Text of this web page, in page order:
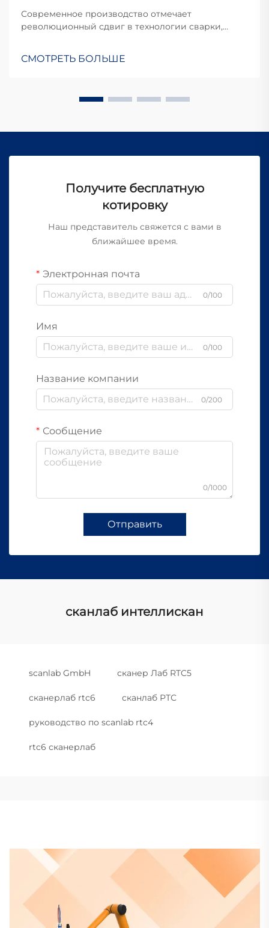
Современное производство отмечает
революционный сдвиг в технологии сварки,
Лазерная сварочная машина представляет собой
СМОТРЕТЬ БОЛЬШЕ
Получите бесплатную
котировку
Наш представитель свяжется с вами в
ближайшее время.
Электронная почта
0/100
Имя
0/100
Название компании
0/200
Сообщение
0/1000
Отправить
сканлаб интеллискан
scanlab GmbH сканер Лаб RTC5
сканерлаб rtc6 сканлаб РТС
руководство по scanlab rtc4
rtc6 сканерлаб